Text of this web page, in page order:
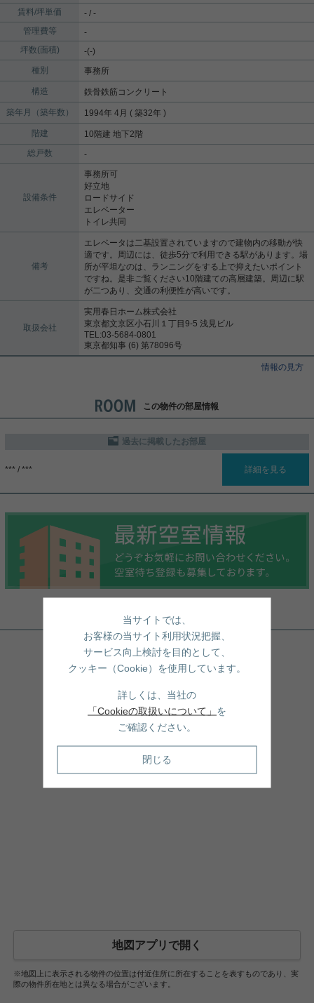
賃料/坪単価
- / -
管理費等
-
坪数(面積)
-(-)
種別
事務所
構造 鉄骨鉄筋コンクリート
築年月（築年数） 1994年 4月 ( 築32年 )
階建
10階建 地下2階
総戸数
-
設備条件
事務所可
好立地
ロードサイド
エレベーター
トイレ共同
備考
エレベータは二基設置されていますので建物内の移動が快
適です。周辺には、徒歩5分で利用できる駅があります。場
所が平坦なのは、ランニングをする上で抑えたいポイント
ですね。是非ご覧ください10階建ての高層建築。周辺に駅
が二つあり、交通の利便性が高いです。
取扱会社
実用春日ホーム株式会社
東京都文京区小石川１丁目9-5 浅見ビル
TEL:03-5684-0801
東京都知事 (6) 第78096号
情報の見方
この物件の部屋情報
過去に掲載したお部屋
*** / *** 詳細を見る
周辺地図
地図アプリで開く
※地図上に表示される物件の位置は付近住所に所在することを表すものであり、実
際の物件所在地とは異なる場合がございます。
当サイトでは、
お客様の当サイト利用状況把握、
サービス向上検討を目的として、
クッキー（Cookie）を使用しています。
詳しくは、当社の
「Cookieの取扱いについて」 を
ご確認ください。
閉じる